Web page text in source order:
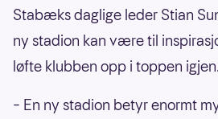
Stabæks daglige leder Stian
ny stadion kan være til
løfte klubben opp i toppen igjen.
– En ny stadion betyr enormt